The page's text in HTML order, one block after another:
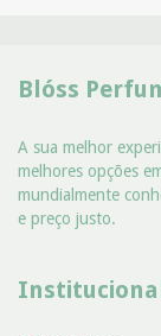
Blóss
A sua melhor
melhores opções
mundialmente
e preço justo.